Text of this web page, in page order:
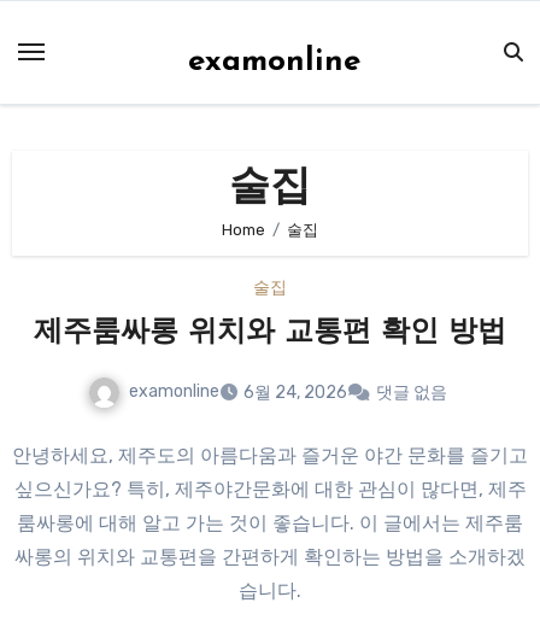
examonline
술집
Home 술집
술집
제주룸싸롱 위치와 교통편 확인 방법
examonline 6월 24, 2026 댓글 없음
안녕하세요, 제주도의 아름다움과 즐거운 야간 문화를 즐기고
싶으신가요? 특히, 제주야간문화에 대한 관심이 많다면, 제주
룸싸롱에 대해 알고 가는 것이 좋습니다. 이 글에서는 제주룸
싸롱의 위치와 교통편을 간편하게 확인하는 방법을 소개하겠
습니다.